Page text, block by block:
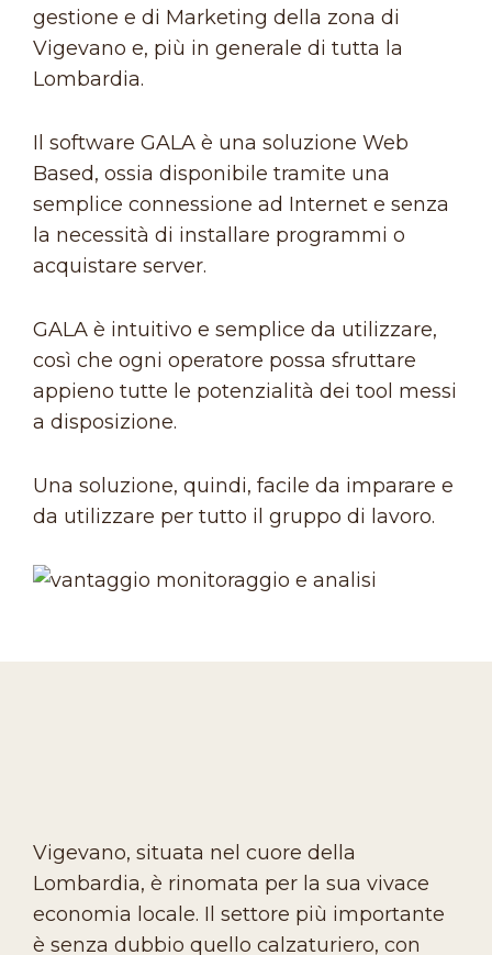
gestione e di Marketing della zona di
Vigevano e, più in generale di tutta la
Lombardia.
Il software GALA è una soluzione Web
Based, ossia disponibile tramite una
semplice connessione ad Internet e senza
la necessità di installare programmi o
acquistare server.
GALA è intuitivo e semplice da utilizzare,
così che ogni operatore possa sfruttare
appieno tutte le potenzialità dei tool messi
a disposizione.
Una soluzione, quindi, facile da imparare e
da utilizzare per tutto il gruppo di lavoro.
Vigevano, situata nel cuore della
Lombardia, è rinomata per la sua vivace
economia locale. Il settore più importante
è senza dubbio quello calzaturiero, con